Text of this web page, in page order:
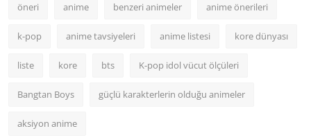
öneri anime benzeri animeler anime önerileri
k-pop anime tavsiyeleri anime listesi kore dünyası
liste kore bts K-pop idol vücut ölçüleri
Bangtan Boys güçlü karakterlerin olduğu animeler
aksiyon anime